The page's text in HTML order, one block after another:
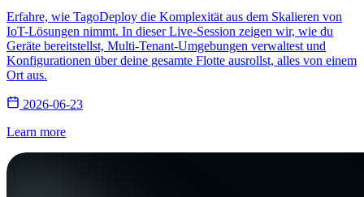
Erfahre, wie TagoDeploy die Komplexität aus dem Skalieren von
IoT-Lösungen nimmt. In dieser Live-Session zeigen wir, wie du
Geräte bereitstellst, Multi-Tenant-Umgebungen verwaltest und
Konfigurationen über deine gesamte Flotte ausrollst, alles von einem
Ort aus.
2026-06-23
Learn more